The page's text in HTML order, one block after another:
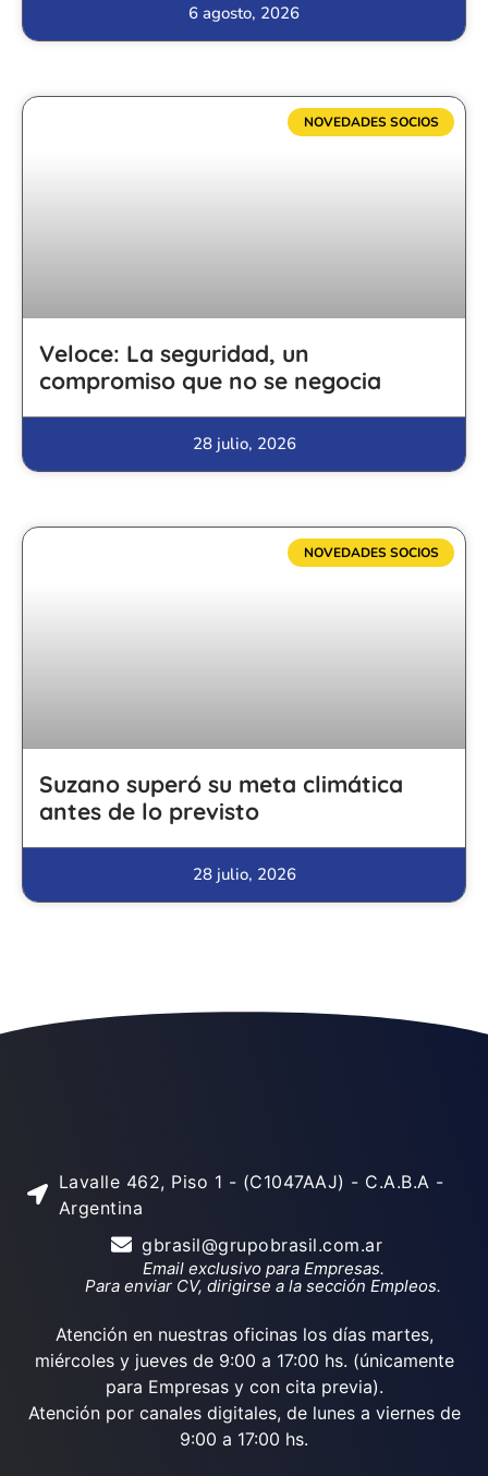
6 agosto, 2026
NOVEDADES SOCIOS
Veloce: La seguridad, un
compromiso que no se negocia
28 julio, 2026
NOVEDADES SOCIOS
Suzano superó su meta climática
antes de lo previsto
28 julio, 2026
Lavalle 462, Piso 1 - (C1047AAJ) - C.A.B.A -
Argentina
gbrasil@grupobrasil.com.ar
Email exclusivo para Empresas.
Para enviar CV, dirigirse a la sección Empleos.
Atención en nuestras oficinas los días martes,
miércoles y jueves de 9:00 a 17:00 hs. (únicamente
para Empresas y con cita previa).
Atención por canales digitales, de lunes a viernes de
9:00 a 17:00 hs.